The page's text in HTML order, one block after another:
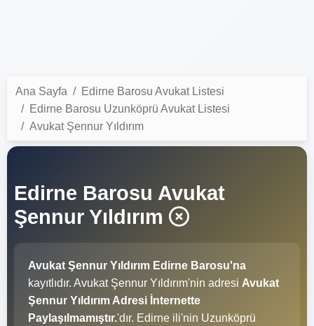
Ana Sayfa
Edirne Barosu Avukat Listesi
Edirne Barosu Uzunköprü Avukat Listesi
Avukat Şennur Yıldırım
Edirne Barosu Avukat
Şennur Yıldırım
Avukat Şennur Yıldırım Edirne Barosu'na
kayıtlıdır. Avukat Şennur Yıldırım'nin adresi Avukat
Şennur Yıldırım Adresi İnternette
Paylaşılmamıştır.'dır. Edirne ili'nin Uzunköprü